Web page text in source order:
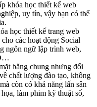
khóa học thiết kế web
uy tín, vậy bạn có thể
học thiết kế trang web
các hoạt động Social
ngôn ngữ lập trình web,
bằng chung nhưng đổi
chất lượng đào tạo, không
còn có khả năng lấn sân
làm phim kỹ thuật số,